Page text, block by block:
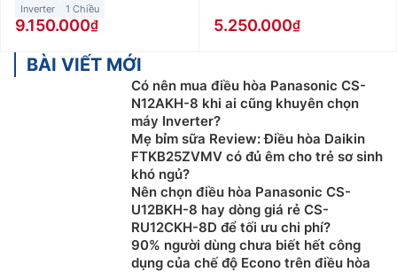
Inverter 1 Chiều
9.150.000 5.250.000
BÀI VIẾT MỚI
Có nên mua điều hòa Panasonic CS-
N12AKH-8 khi ai cũng khuyên chọn
máy Inverter?
Mẹ bỉm sữa Review: Điều hòa Daikin
FTKB25ZVMV có đủ êm cho trẻ sơ sinh
khó ngủ?
Nên chọn điều hòa Panasonic CS-
U12BKH-8 hay dòng giá rẻ CS-
RU12CKH-8D để tối ưu chi phí?
90% người dùng chưa biết hết công
dụng của chế độ Econo trên điều hòa